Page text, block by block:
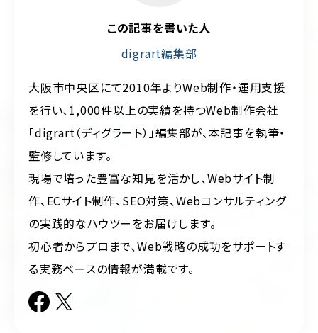
この記事を書いた人
digrart編集部
大阪市中央区にて2010年よりWeb制作・運用支援
を行い、1,000件以上の実績を持つWeb制作会社
「digrart（ディグラート）」編集部が、本記事を執筆・
監修しています。
現場で培った豊富な知見を活かし、Webサイト制
作、ECサイト制作、SEO対策、Webコンサルティング
の実践的なハウツーをお届けします。
初心者からプロまで、Web戦略の成功をサポートす
る実務ベースの情報が満載です。